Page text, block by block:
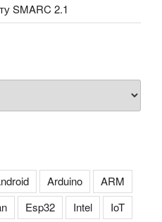
SMARC 2.1
Arduino
ARM
Esp32 Intel
IoT